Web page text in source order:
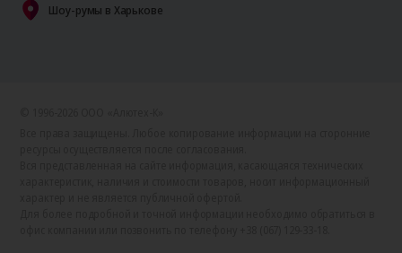
Шоу-румы в Харькове